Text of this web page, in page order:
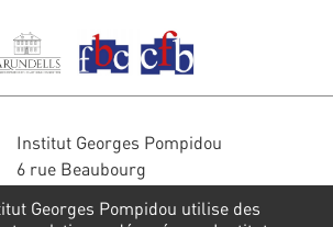
Institut Georges Pompidou
6 rue Beaubourg
Tél. : 01 44 78 41 22
Georges Pompidou utilise des